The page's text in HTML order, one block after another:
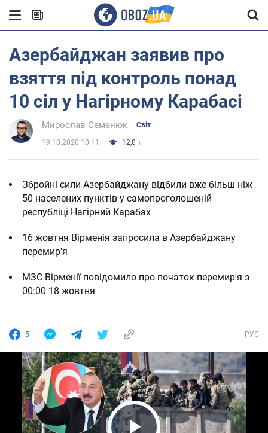
Азербайджан заявив про
взяття під контроль понад
10 сіл у Нагірному Карабасі
Мирослав Семенюк Світ
19.10.2020 10:11 12,0 т.
Збройні сили Азербайджану відбили вже більш ніж
50 населених пунктів у самопроголошеній
республіці Нагірний Карабах
16 жовтня Вірменія запросила в Азербайджану
перемир'я
МЗС Вірменії повідомило про початок перемир'я з
00:00 18 жовтня
5 РУС